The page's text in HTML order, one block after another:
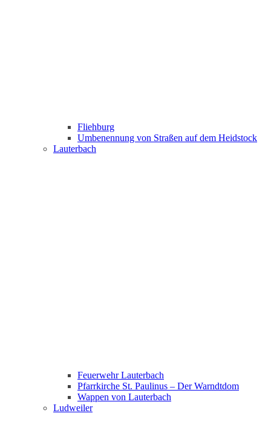
Fliehburg
Umbenennung von Straßen auf dem Heidstock
Lauterbach
Feuerwehr Lauterbach
Pfarrkirche St. Paulinus – Der Warndtdom
Wappen von Lauterbach
Ludweiler